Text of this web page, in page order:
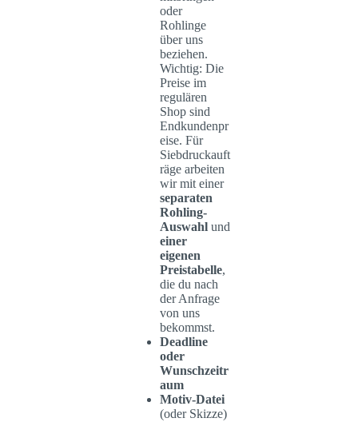
oder
Rohlinge
über uns
beziehen.
Wichtig: Die
Preise im
regulären
Shop sind
Endkundenpr
eise. Für
Siebdruckauft
räge arbeiten
wir mit einer
separaten
Rohling-
Auswahl und
einer
eigenen
Preistabelle,
die du nach
der Anfrage
von uns
bekommst.
Deadline
oder
Wunschzeitr
aum
Motiv-Datei
(oder Skizze)